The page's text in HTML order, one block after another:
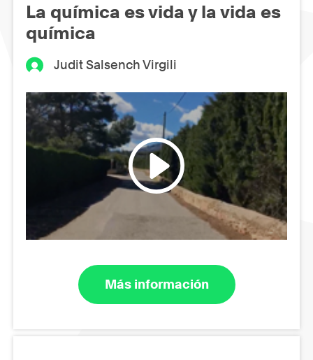
La química es vida y la vida es
química
Judit Salsench Virgili
Más información